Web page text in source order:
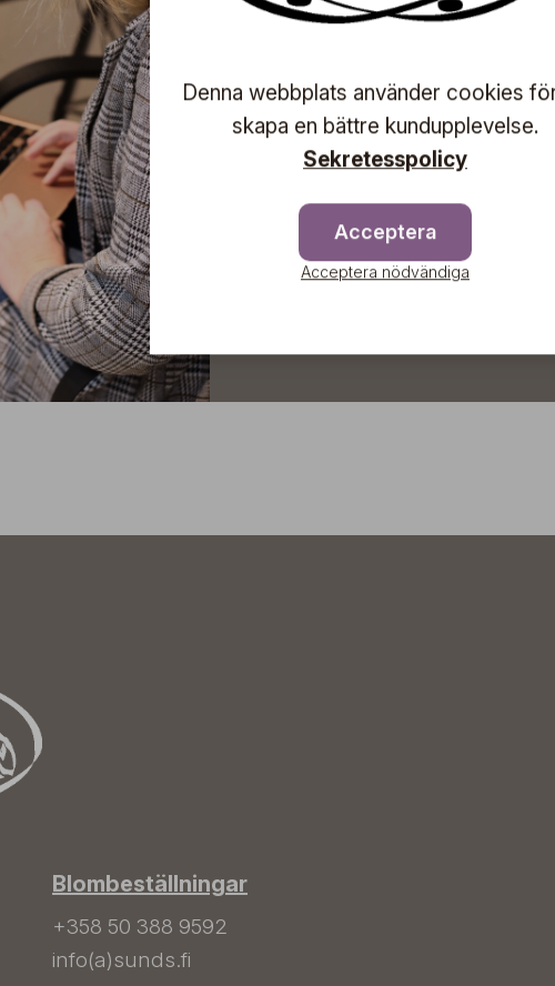
erbjudanden,
information om
direkt till din
Prenumerera
Blombeställningar
+358 50 388 9592
info(a)sunds.fi
Denna webbplats använder cookies
skapa en bättre kundupplevelse.
Sekretesspolicy
Acceptera
Acceptera nödvändiga